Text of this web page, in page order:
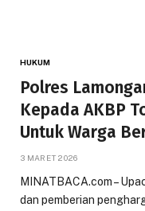
HUKUM
Polres
Kepada AKBP
Untuk Warga
3 MARET 2026
MINATBACA.com –
dan pemberian